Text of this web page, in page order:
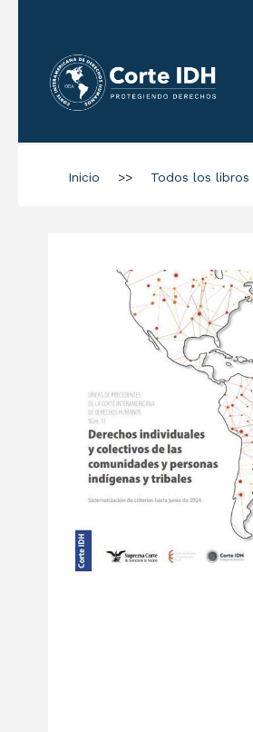
Inicio >> Todos los libros